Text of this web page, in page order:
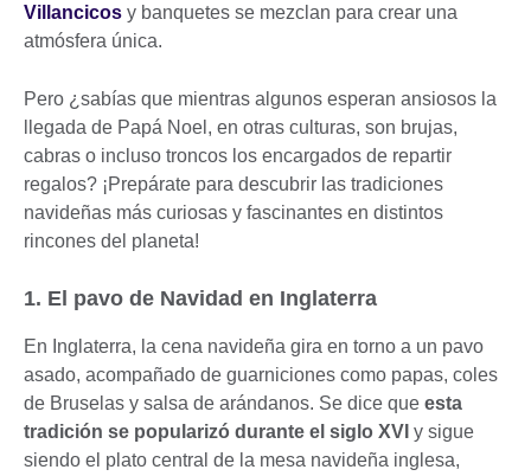
Villancicos y banquetes se mezclan para crear una
atmósfera única.
Pero ¿sabías que mientras algunos esperan ansiosos la
llegada de Papá Noel, en otras culturas, son brujas,
cabras o incluso troncos los encargados de repartir
regalos? ¡Prepárate para descubrir las tradiciones
navideñas más curiosas y fascinantes en distintos
rincones del planeta!
1. El pavo de Navidad en Inglaterra
En Inglaterra, la cena navideña gira en torno a un pavo
asado, acompañado de guarniciones como papas, coles
de Bruselas y salsa de arándanos. Se dice que esta
tradición se popularizó durante el siglo XVI y sigue
siendo el plato central de la mesa navideña inglesa,